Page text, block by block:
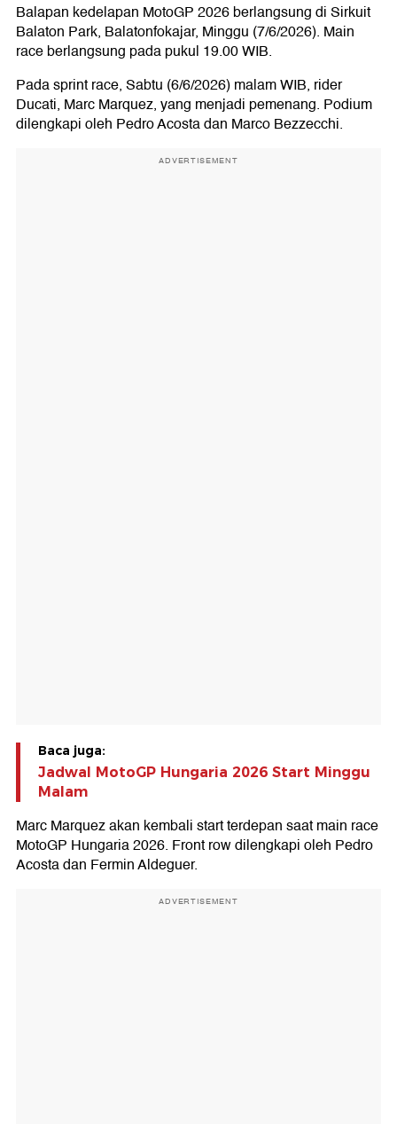
Balapan kedelapan MotoGP 2026 berlangsung di Sirkuit
Balaton Park, Balatonfokajar, Minggu (7/6/2026). Main
race berlangsung pada pukul 19.00 WIB.
Pada sprint race, Sabtu (6/6/2026) malam WIB, rider
Ducati, Marc Marquez, yang menjadi pemenang. Podium
dilengkapi oleh Pedro Acosta dan Marco Bezzecchi.
ADVERTISEMENT
Baca juga:
Jadwal MotoGP Hungaria 2026 Start Minggu
Malam
Marc Marquez akan kembali start terdepan saat main race
MotoGP Hungaria 2026. Front row dilengkapi oleh Pedro
Acosta dan Fermin Aldeguer.
ADVERTISEMENT